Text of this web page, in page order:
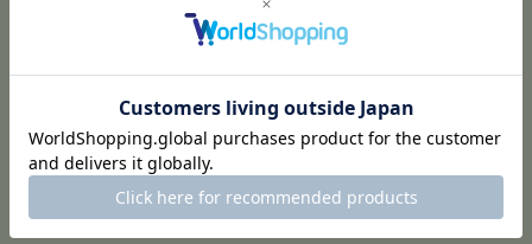
感謝のエピソードをご紹介 ＞